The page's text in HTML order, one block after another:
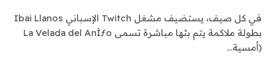
في كل صيف، يستضيف مشغل Twitch الإسباني Ibai Llanos
بطولة ملاكمة يتم بثها مباشرة تسمى La Velada del AnÌƒo
(أمسية…